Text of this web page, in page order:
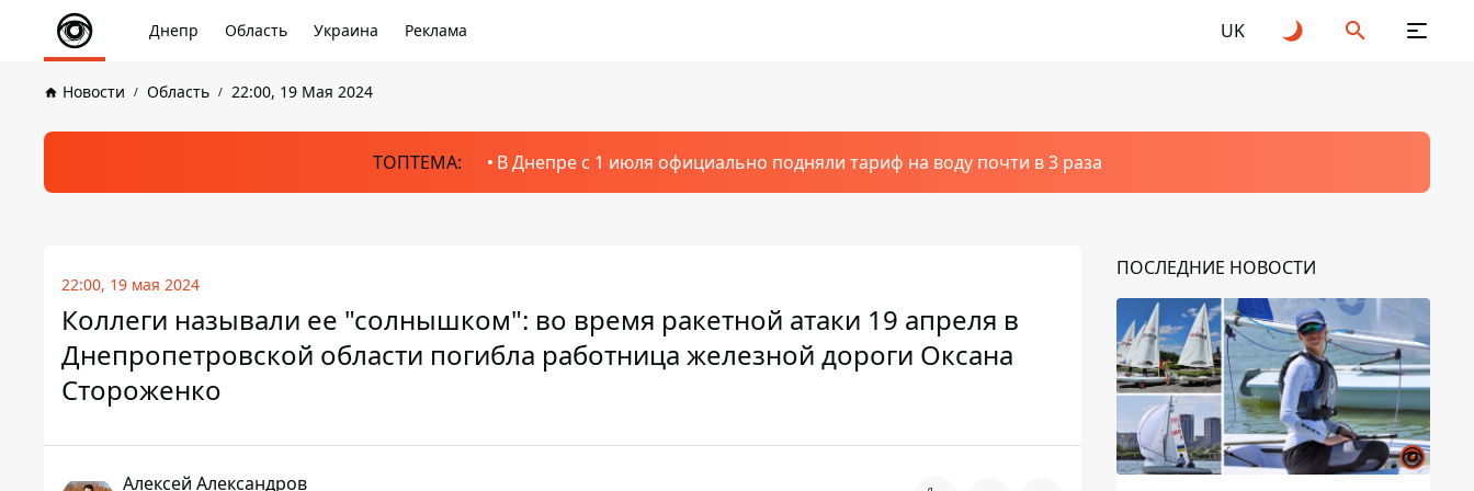
Днепр Область Украина Реклама UK
Новости Область 22:00, 19 Мая 2024
ТОПТЕМА: В Днепре с 1 июля официально подняли тариф на воду почти в 3 раза
22:00, 19 мая 2024
Коллеги называли ее "солнышком": во время ракетной атаки 19 апреля в
Днепропетровской области погибла работница железной дороги Оксана
Стороженко
Алексей Александров
ПОСЛЕДНИЕ НОВОСТИ